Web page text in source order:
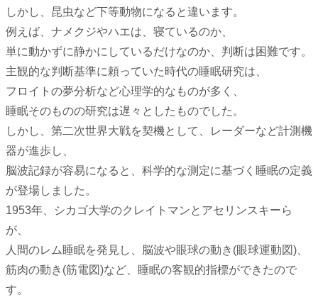
しかし、昆虫など下等動物になると違います。
例えば、ナメクジやハエは、寝ているのか、
単に動かずに静かにしているだけなのか、判断は困難です。
主観的な判断基準に頼っていた時代の睡眠研究は、
フロイトの夢分析など心理学的なものが多く、
睡眠そのものの研究は遅々としたものでした。
しかし、第二次世界大戦を契機として、レーダーなど計測機
器が進歩し、
脳波記録が容易になると、科学的な測定に基づく睡眠の定義
が登場しました。
1953年、シカゴ大学のクレイトマンとアセリンスキーら
が、
人間のレム睡眠を発見し、脳波や眼球の動き(眼球運動図)、
筋肉の動き(筋電図)など、睡眠の客観的指標ができたので
す。